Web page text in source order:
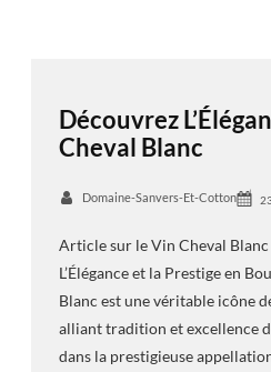
Découvrez
Cheval Blanc
Domaine-Sanvers-Et-Cotton
Article sur le Vin Cheval
L’Élégance et la Prestige en
Blanc est une véritable icône
alliant tradition et excellence
dans la prestigieuse